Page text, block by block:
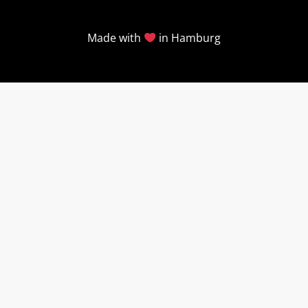
Made with in Hamburg